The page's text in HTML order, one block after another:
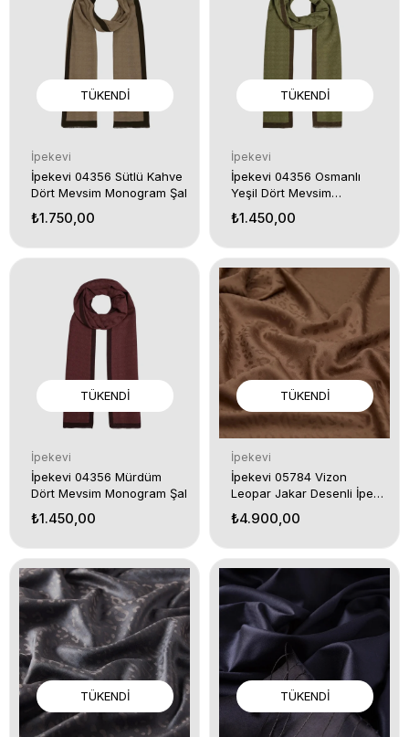
TÜKENDI
İpekevi
İpekevi 04356 Sütlü Kahve
Dört Mevsim Monogram Şal
₺1.750,00
TÜKENDI
İpekevi
İpekevi 04356 Osmanlı
Yeşil Dört Mevsim
₺1.450,00
TÜKENDI
İpekevi
İpekevi 04356 Mürdüm
Dört Mevsim Monogram Şal
₺1.450,00
TÜKENDI
İpekevi
İpekevi 05784 Vizon
Leopar Jakar Desenli İpek
₺4.900,00
TÜKENDI TÜKENDI